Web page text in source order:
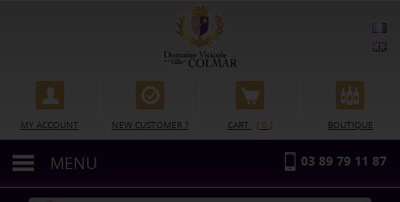
MY ACCOUNT NEW CUSTOMER ? CART [ 0 ] BOUTIQUE
03 89 79 11 87
MENU